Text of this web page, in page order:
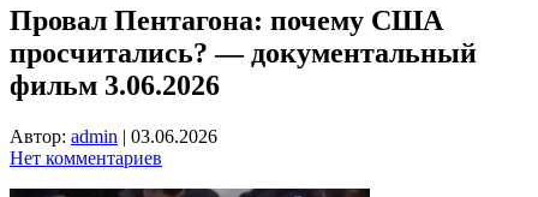
Провал Пентагона: почему США
просчитались? — документальный
фильм 3.06.2026
Автор: admin | 03.06.2026
Нет комментариев